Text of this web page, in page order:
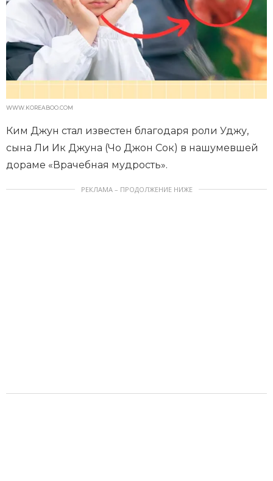
WWW.KOREABOO.COM
Ким Джун стал известен благодаря роли Уджу,
сына Ли Ик Джуна (Чо Джон Сок) в нашумевшей
дораме «Врачебная мудрость».
РЕКЛАМА – ПРОДОЛЖЕНИЕ НИЖЕ